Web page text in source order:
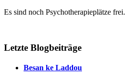
Es sind noch Psychotherapieplätze frei.
Letzte Blogbeiträge
Besan ke Laddou